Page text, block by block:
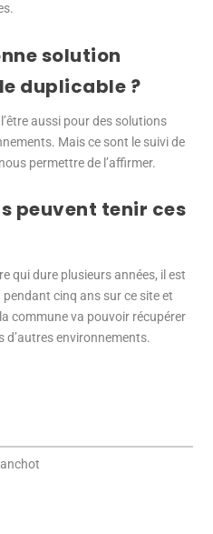
solution
duplicable ?
aussi pour des solutions
Mais ce sont le suivi de
permettre de l’affirmer.
peuvent tenir ces
qui dure plusieurs années, il est
cinq ans sur ce site et
commune va pouvoir récupérer
d’autres environnements.